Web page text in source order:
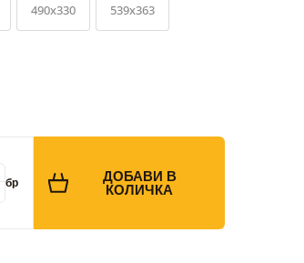
490x330 539x363
бр ДОБАВИ В
КОЛИЧКА